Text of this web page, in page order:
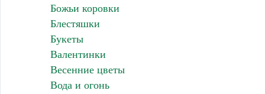
Божьи коровки
Блестяшки
Букеты
Валентинки
Весенние цветы
Вода и огонь